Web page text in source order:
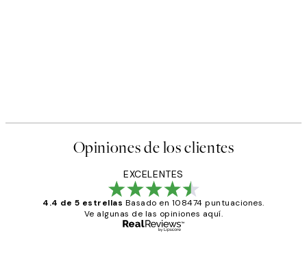
Opiniones de los clientes
EXCELENTES
4.4 de 5 estrellas Basado en 108474 puntuaciones.
Ve algunas de las opiniones aquí.